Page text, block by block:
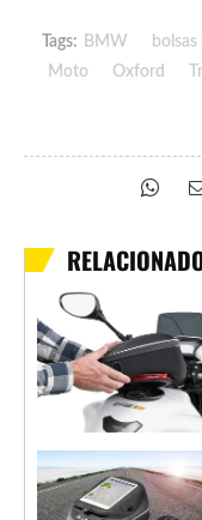
Tags: BMW
Moto
Oxford